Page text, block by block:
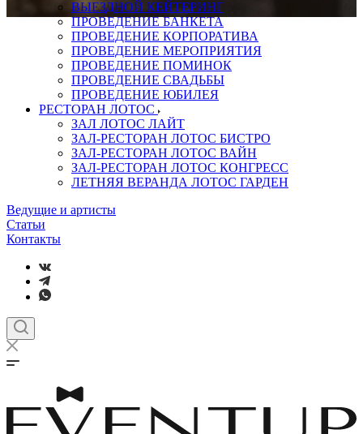
ВЫЕЗДНОЙ КЕЙТЕРИНГ
ПРОВЕДЕНИЕ БАНКЕТА
ПРОВЕДЕНИЕ КОРПОРАТИВА
ПРОВЕДЕНИЕ МЕРОПРИЯТИЯ
ПРОВЕДЕНИЕ ПОМИНОК
ПРОВЕДЕНИЕ СВАДЬБЫ
ПРОВЕДЕНИЕ ЮБИЛЕЯ
РЕСТОРАН ЛОТОС
ЗАЛ ЛОТОС ЛАЙТ
ЗАЛ-РЕСТОРАН ЛОТОС БИСТРО
ЗАЛ-РЕСТОРАН ЛОТОС ВАЙН
ЗАЛ-РЕСТОРАН ЛОТОС КОНГРЕСС
ЛЕТНЯЯ ВЕРАНДА ЛОТОС ГАРДЕН
Ведущие и артисты
Статьи
Контакты